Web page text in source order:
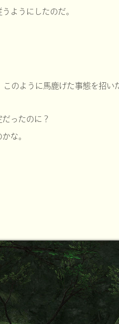
ようにしたのだ。
このように馬鹿げた事態を招い
ったのに？
な。